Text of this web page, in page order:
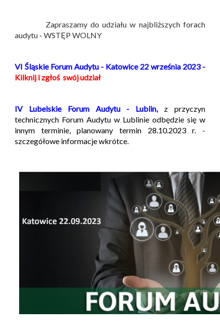
Zapraszamy do udziału w najbliższych forach
audytu - WSTĘP WOLNY
VI Śląskie Forum Audytu - Katowice 22 września 2023 -
Kilknij i zgłoś swój udział
IV Lubelskie Forum Audytu - Lublin,
z przyczyn
technicznych Forum Audytu w Lublinie odbędzie się w
innym terminie, planowany termin 28.10.2023 r. -
szczegółowe informacje wkrótce.